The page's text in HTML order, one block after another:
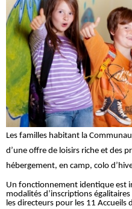
Les familles habitant la
d’une offre de loisirs riche et des
hébergement, en camp, colo
Un fonctionnement identique est
modalités d’inscriptions
les directeurs pour les 11 Accueils